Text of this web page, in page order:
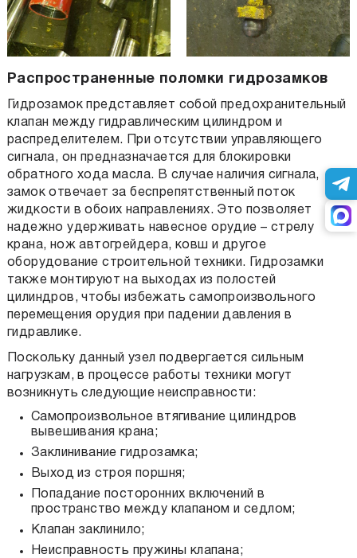
Распространенные поломки гидрозамков
Гидрозамок представляет собой предохранительный
клапан между гидравлическим цилиндром и
распределителем. При отсутствии управляющего
сигнала, он предназначается для блокировки
обратного хода масла. В случае наличия сигнала,
замок отвечает за беспрепятственный поток
жидкости в обоих направлениях. Это позволяет
надежно удерживать навесное орудие – стрелу
крана, нож автогрейдера, ковш и другое
оборудование строительной техники. Гидрозамки
также монтируют на выходах из полостей
цилиндров, чтобы избежать самопроизвольного
перемещения орудия при падении давления в
гидравлике.
Поскольку данный узел подвергается сильным
нагрузкам, в процессе работы техники могут
возникнуть следующие неисправности:
Самопроизвольное втягивание цилиндров
вывешивания крана;
Заклинивание гидрозамка;
Выход из строя поршня;
Попадание посторонних включений в
пространство между клапаном и седлом;
Клапан заклинило;
Неисправность пружины клапана;